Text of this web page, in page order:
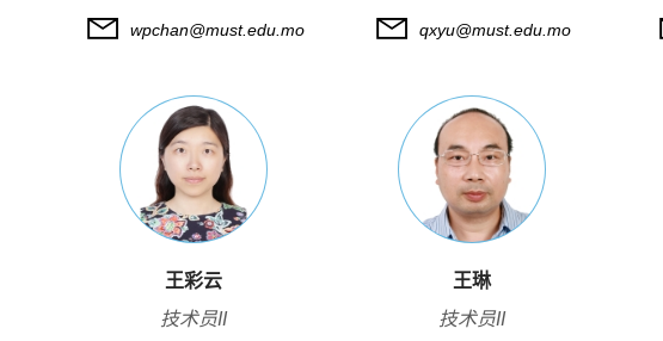
wpchan@must.edu.mo qxyu@must.edu.mo
王彩云
技术员II
王琳
技术员II